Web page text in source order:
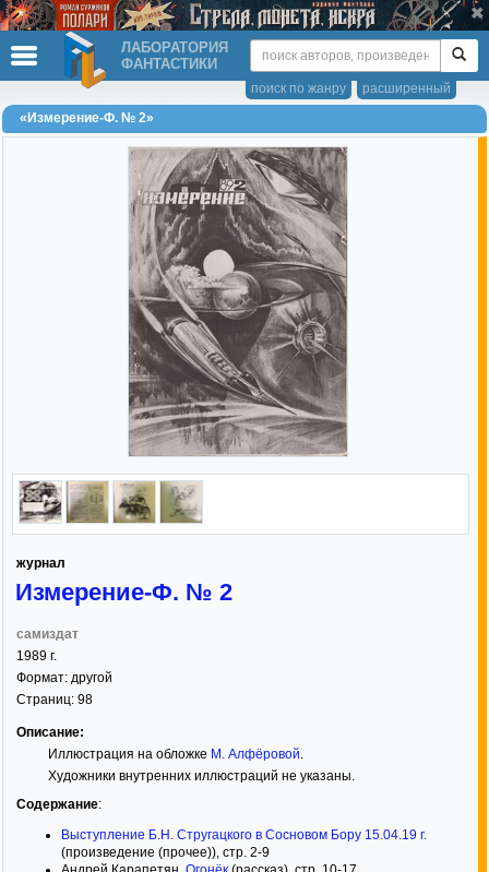
ЛАБОРАТОРИЯ
ФАНТАСТИКИ
расширенный
поиск по жанру
«Измерение-Ф. № 2»
журнал
Измерение-Ф. № 2
самиздат
1989 г.
Формат: другой
Страниц: 98
Описание:
Иллюстрация на обложке М. Алфёровой.
Художники внутренних иллюстраций не указаны.
Содержание:
Выступление Б.Н. Стругацкого в Сосновом Бору 15.04.19 г.
(произведение (прочее)), стр. 2-9